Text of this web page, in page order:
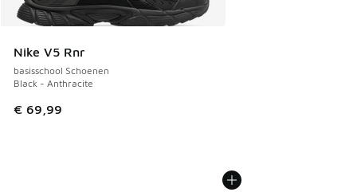
Nike V5 Rnr
basisschool Schoenen
Black - Anthracite
€ 69,99